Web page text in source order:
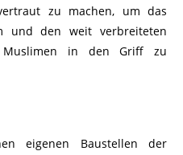
zu machen, um das
und den weit verbreiteten
Muslimen in den Griff zu
eigenen Baustellen der